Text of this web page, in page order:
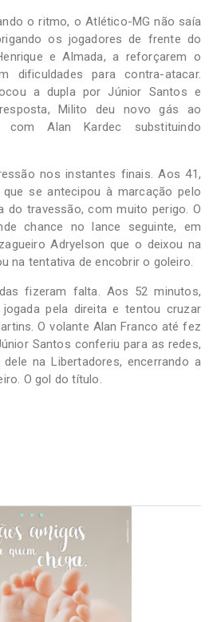
o ritmo, o Atlético-MG não saía
os jogadores de frente do
e Almada, a reforçarem o
dificuldades para contra-atacar.
a dupla por Júnior Santos e
Milito deu novo gás ao
com Alan Kardec substituindo
nos instantes finais. Aos 41,
que se antecipou à marcação pelo
do travessão, com muito perigo. O
chance no lance seguinte, em
Adryelson que o deixou na
na tentativa de encobrir o goleiro.
fizeram falta. Aos 52 minutos,
pela direita e tentou cruzar
O volante Alan Franco até fez
Santos conferiu para as redes,
na Libertadores, encerrando a
O gol do título.